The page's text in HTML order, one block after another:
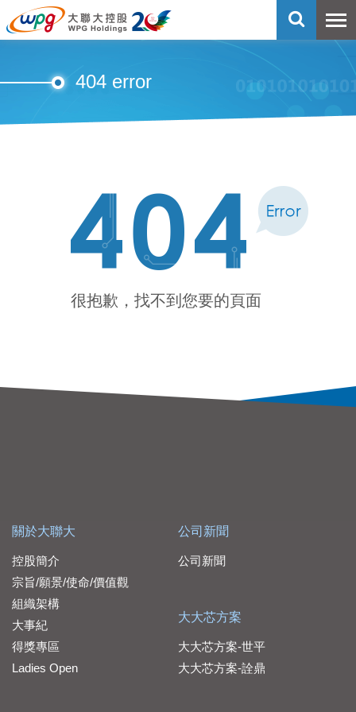
404 error
很抱歉，找不到您要的頁面
關於大聯大
控股簡介
宗旨/願景/使命/價值觀
組織架構
大事紀
得獎專區
Ladies Open
公司新聞
公司新聞
大大芯方案
大大芯方案-世平
大大芯方案-詮鼎